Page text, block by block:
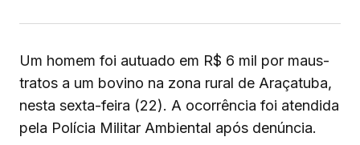
Um homem foi autuado em R$ 6 mil por maus-
tratos a um bovino na zona rural de Araçatuba,
nesta sexta-feira (22). A ocorrência foi atendida
pela Polícia Militar Ambiental após denúncia.